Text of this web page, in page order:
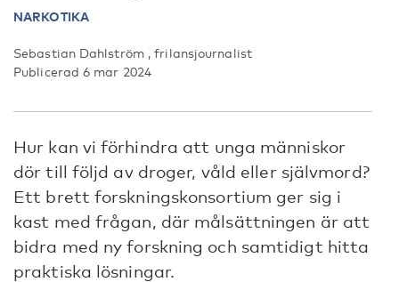
NARKOTIKA
Sebastian Dahlström , frilansjournalist
Publicerad 6 mar 2024
Hur kan vi förhindra att unga människor
dör till följd av droger, våld eller självmord?
Ett brett forskningskonsortium ger sig i
kast med frågan, där målsättningen är att
bidra med ny forskning och samtidigt hitta
praktiska lösningar.